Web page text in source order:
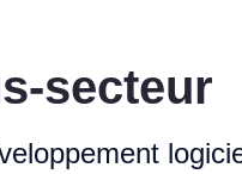
secteur